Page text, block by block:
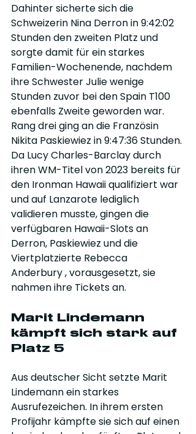
Dahinter sicherte sich die
Schweizerin Nina Derron in 9:42:02
Stunden den zweiten Platz und
sorgte damit für ein starkes
Familien-Wochenende, nachdem
ihre Schwester Julie wenige
Stunden zuvor bei den Spain T100
ebenfalls Zweite geworden war.
Rang drei ging an die Französin
Nikita Paskiewiez in 9:47:36 Stunden.
Da Lucy Charles-Barclay durch
ihren WM-Titel von 2023 bereits für
den Ironman Hawaii qualifiziert war
und auf Lanzarote lediglich
validieren musste, gingen die
verfügbaren Hawaii-Slots an
Derron, Paskiewiez und die
Viertplatzierte Rebecca
Anderbury , vorausgesetzt, sie
nahmen ihre Tickets an.
Marit Lindemann
kämpft sich stark auf
Platz 5
Aus deutscher Sicht setzte Marit
Lindemann ein starkes
Ausrufezeichen. In ihrem ersten
Profijahr kämpfte sie sich auf einen